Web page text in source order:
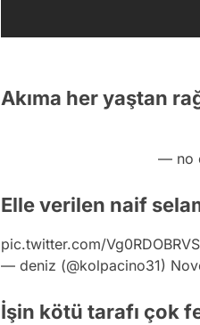
Akıma her yaştan
— no
Elle verilen naif
pic.twitter.com/Vg0RDOBRVS
— deniz (@kolpacino31)
İşin kötü tarafı çok